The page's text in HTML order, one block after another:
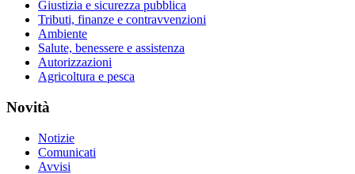
Giustizia e sicurezza pubblica
Tributi, finanze e contravvenzioni
Ambiente
Salute, benessere e assistenza
Autorizzazioni
Agricoltura e pesca
Novità
Notizie
Comunicati
Avvisi